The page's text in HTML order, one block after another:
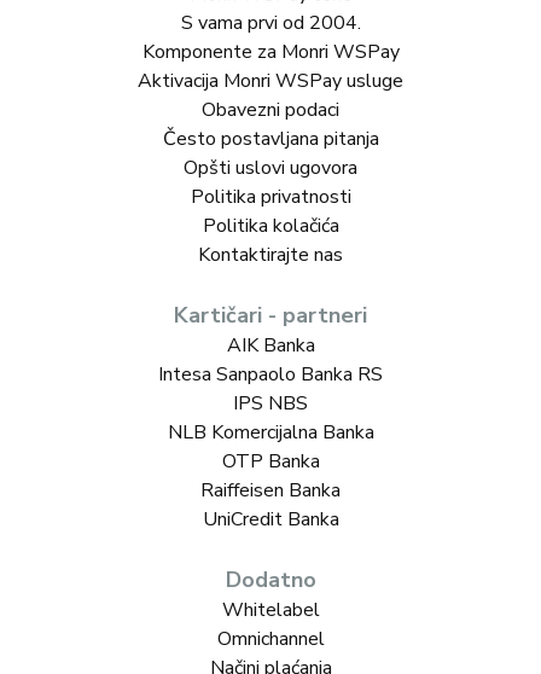
S vama prvi od 2004.
Komponente za Monri WSPay
Aktivacija Monri WSPay usluge
Obavezni podaci
Često postavljana pitanja
Opšti uslovi ugovora
Politika privatnosti
Politika kolačića
Kontaktirajte nas
Kartičari - partneri
AIK Banka
Intesa Sanpaolo Banka RS
IPS NBS
NLB Komercijalna Banka
OTP Banka
Raiffeisen Banka
UniCredit Banka
Dodatno
Whitelabel
Omnichannel
Načini plaćanja